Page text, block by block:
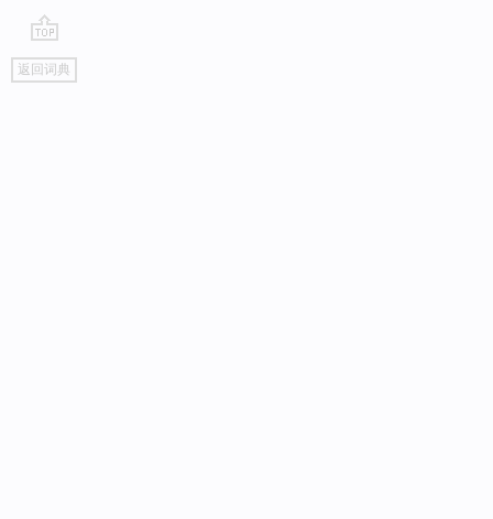
go
top
返回词典